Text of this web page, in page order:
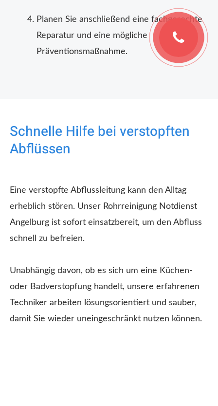
Planen Sie anschließend eine fachgerechte
Reparatur und eine mögliche
Präventionsmaßnahme.
Schnelle Hilfe bei verstopften
Abflüssen
Eine verstopfte Abflussleitung kann den Alltag
erheblich stören. Unser Rohrreinigung Notdienst
Angelburg ist sofort einsatzbereit, um den Abfluss
schnell zu befreien.
Unabhängig davon, ob es sich um eine Küchen-
oder Badverstopfung handelt, unsere erfahrenen
Techniker arbeiten lösungsorientiert und sauber,
damit Sie wieder uneingeschränkt nutzen können.